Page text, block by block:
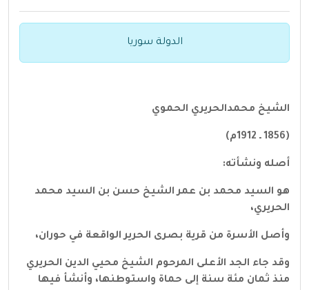
الدولة سوريا
الشيخ محمدالحريري الحموي
(1856 ـ 1912م)
أصله ونشأته:
هو السيد محمد بن عمر الشيخ حسن بن السيد محمد
الحريري،
وأصل الأسرة من قرية بصرى الحرير الواقعة في حوران،
وقد جاء الجد الأعلى المرحوم الشيخ محيي الدين الحريري
منذ ثمان مئة سنة إلى حماة واستوطنها، وأنشأ فيها